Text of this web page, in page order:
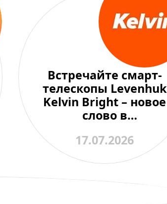
Встречайте смарт-
телескопы Levenhuk
Kelvin Bright – новое
слово в
астрономии
17.07.2026